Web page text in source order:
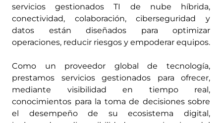
servicios gestionados TI de nube híbrida,
conectividad, colaboración, ciberseguridad y
datos están diseñados para optimizar
operaciones, reducir riesgos y empoderar equipos.
Como un proveedor global de tecnología,
prestamos servicios gestionados para ofrecer,
mediante visibilidad en tiempo real,
conocimientos para la toma de decisiones sobre
el desempeño de su ecosistema digital,